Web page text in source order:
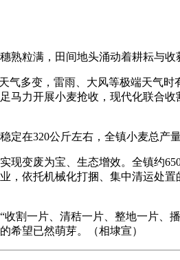
熟粒满，田间地头涌动着耕耘与收
多变，雷雨、大风等极端天气
马力开展小麦抢收，现代化联合
在320公斤左右，全镇小麦总产量
变废为宝、生态增效。全镇约
，依托机械化打捆、集中清运处
割一片、清秸一片、整地一片
希望已然萌芽。（相埭宣）